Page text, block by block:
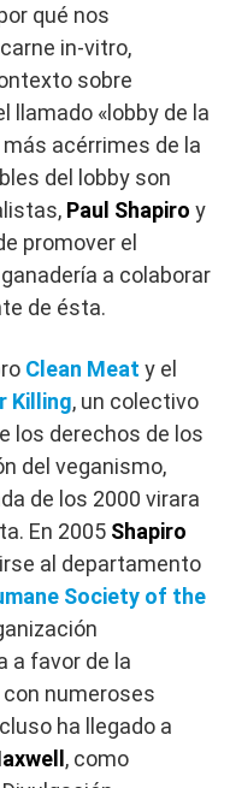
qué nos
in-vitro,
sobre
llamado «lobby de la
acérrimes de la
del lobby son
Paul Shapiro y
promover el
a colaborar
de ésta.
Clean Meat y el
Killing, un colectivo
los derechos de los
del veganismo,
de los 2000 virara
En 2005 Shapiro
al departamento
Society of the
a favor de la
numeroses
ha llegado a
, como